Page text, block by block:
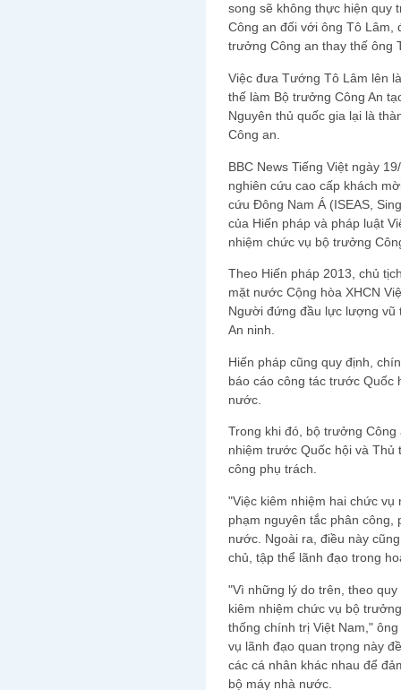
song sẽ không thực hiện quy
Công an đối với ông Tô Lâm,
trưởng Công an thay thế ông
Việc đưa Tướng Tô Lâm lên
thế làm Bộ trưởng Công An
Nguyên thủ quốc gia lại là
Công an.
BBC News Tiếng Việt ngày
nghiên cứu cao cấp khách
cứu Đông Nam Á (ISEAS,
của Hiến pháp và pháp luật
nhiệm chức vụ bộ trưởng
Theo Hiến pháp 2013, chủ
mặt nước Cộng hòa XHCN
Người đứng đầu lực lượng vũ
An ninh.
Hiến pháp cũng quy định,
báo cáo công tác trước Quốc
nước.
Trong khi đó, bộ trưởng
nhiệm trước Quốc hội và
công phụ trách.
"Việc kiêm nhiệm hai chức
phạm nguyên tắc phân công,
nước. Ngoài ra, điều này
chủ, tập thể lãnh đạo trong
"Vì những lý do trên, theo
kiêm nhiệm chức vụ bộ
thống chính trị Việt Nam,"
vụ lãnh đạo quan trọng này
các cá nhân khác nhau để
bộ máy nhà nước.